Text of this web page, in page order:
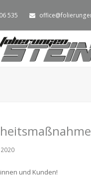
535
und Kunden!